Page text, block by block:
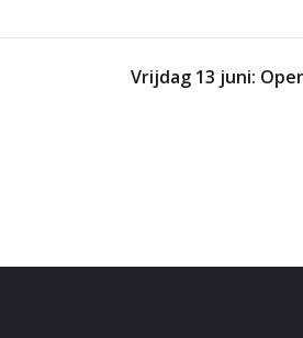
Vrijdag 13 juni: